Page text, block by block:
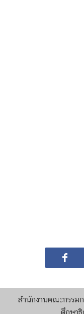
สํานักงานคณะกรรม
ศึกษา